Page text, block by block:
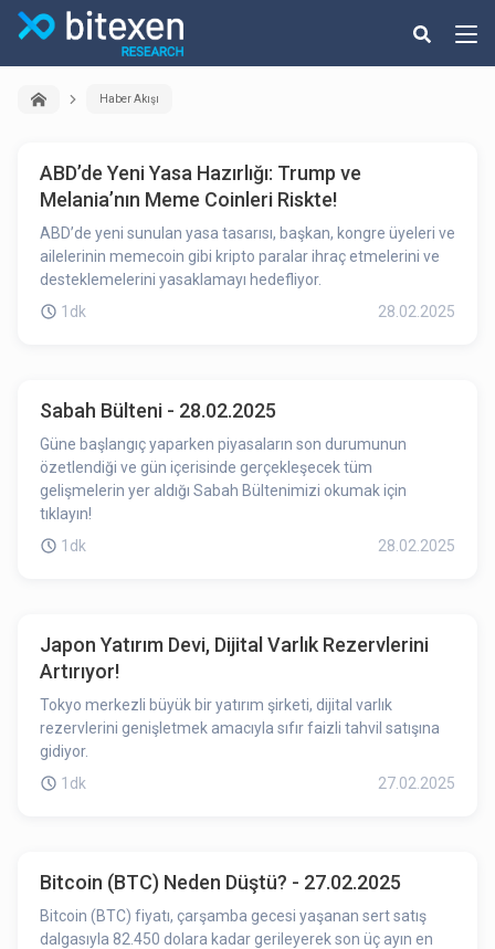
Haber Akışı
ABD’de Yeni Yasa Hazırlığı: Trump ve
Melania’nın Meme Coinleri Riskte!
ABD’de yeni sunulan yasa tasarısı, başkan, kongre üyeleri ve
ailelerinin memecoin gibi kripto paralar ihraç etmelerini ve
desteklemelerini yasaklamayı hedefliyor.
1dk
28.02.2025
Sabah Bülteni - 28.02.2025
Güne başlangıç yaparken piyasaların son durumunun
özetlendiği ve gün içerisinde gerçekleşecek tüm
gelişmelerin yer aldığı Sabah Bültenimizi okumak için
tıklayın!
1dk
28.02.2025
Japon Yatırım Devi, Dijital Varlık Rezervlerini
Artırıyor!
Tokyo merkezli büyük bir yatırım şirketi, dijital varlık
rezervlerini genişletmek amacıyla sıfır faizli tahvil satışına
gidiyor.
1dk
27.02.2025
Bitcoin (BTC) Neden Düştü? - 27.02.2025
Bitcoin (BTC) fiyatı, çarşamba gecesi yaşanan sert satış
dalgasıyla 82.450 dolara kadar gerileyerek son üç ayın en